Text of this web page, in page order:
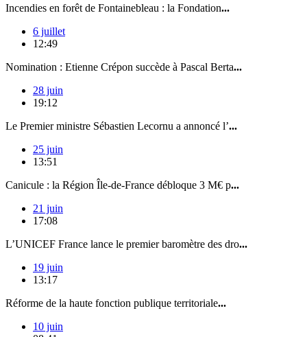
Incendies en forêt de Fontainebleau : la Fondation...
6 juillet
12:49
Nomination : Etienne Crépon succède à Pascal Berta...
28 juin
19:12
Le Premier ministre Sébastien Lecornu a annoncé l’...
25 juin
13:51
Canicule : la Région Île-de-France débloque 3 M€ p...
21 juin
17:08
L’UNICEF France lance le premier baromètre des dro...
19 juin
13:17
Réforme de la haute fonction publique territoriale...
10 juin